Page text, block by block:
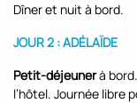
Dîner et nuit à bord.
JOUR 2 : ADÉLAÏDE
Petit-déjeunerà
l’hôtel. Journée libre